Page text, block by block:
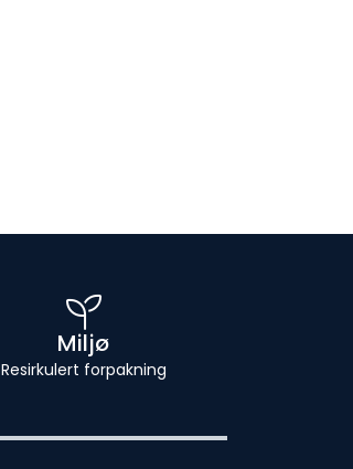
Miljø
Resirkulert forpakning